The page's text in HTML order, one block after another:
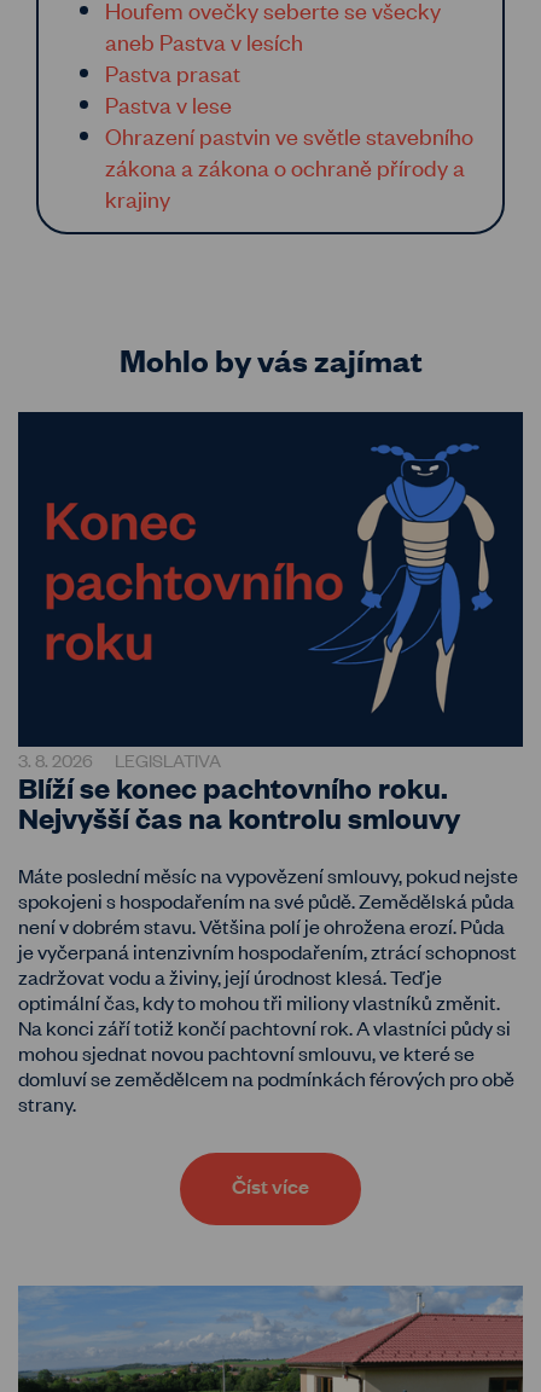
Houfem ovečky seberte se všecky
aneb Pastva v lesích
Pastva prasat
Pastva v lese
Ohrazení pastvin ve světle stavebního
zákona a zákona o ochraně přírody a
krajiny
Mohlo by vás zajímat
3. 8. 2026 LEGISLATIVA
Blíží se konec pachtovního roku.
Nejvyšší čas na kontrolu smlouvy
Máte poslední měsíc na vypovězení smlouvy, pokud nejste
spokojeni s hospodařením na své půdě. Zemědělská půda
není v dobrém stavu. Většina polí je ohrožena erozí. Půda
je vyčerpaná intenzivním hospodařením, ztrácí schopnost
zadržovat vodu a živiny, její úrodnost klesá. Teď je
optimální čas, kdy to mohou tři miliony vlastníků změnit.
Na konci září totiž končí pachtovní rok. A vlastníci půdy si
mohou sjednat novou pachtovní smlouvu, ve které se
domluví se zemědělcem na podmínkách férových pro obě
strany.
Číst více